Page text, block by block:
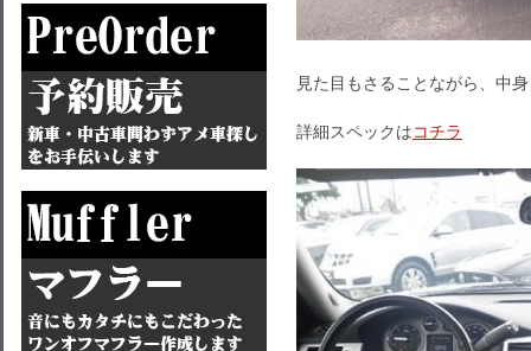
見た目もさることながら、中
詳細スペックはコチラ